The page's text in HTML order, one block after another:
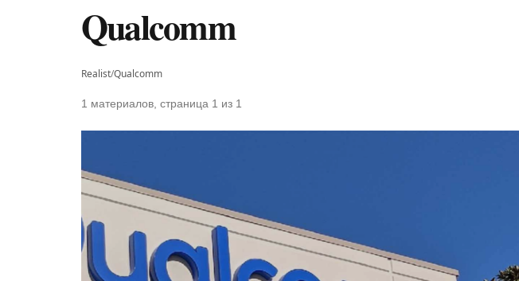
Qualcomm
Realist/Qualcomm
1 материалов, страница 1 из 1